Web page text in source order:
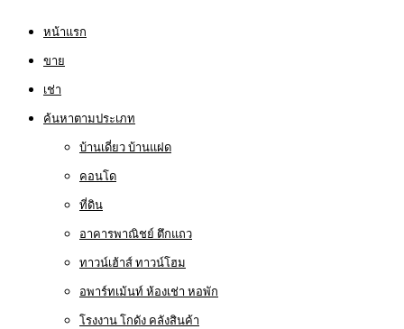
หน้าแรก
ขาย
เช่า
ค้นหาตามประเภท
บ้านเดี่ยว บ้านแฝด
คอนโด
ที่ดิน
อาคารพาณิชย์ ตึกแถว
ทาวน์เฮ้าส์ ทาวน์โฮม
อพาร์ทเม้นท์ ห้องเช่า หอพัก
โรงงาน โกดัง คลังสินค้า